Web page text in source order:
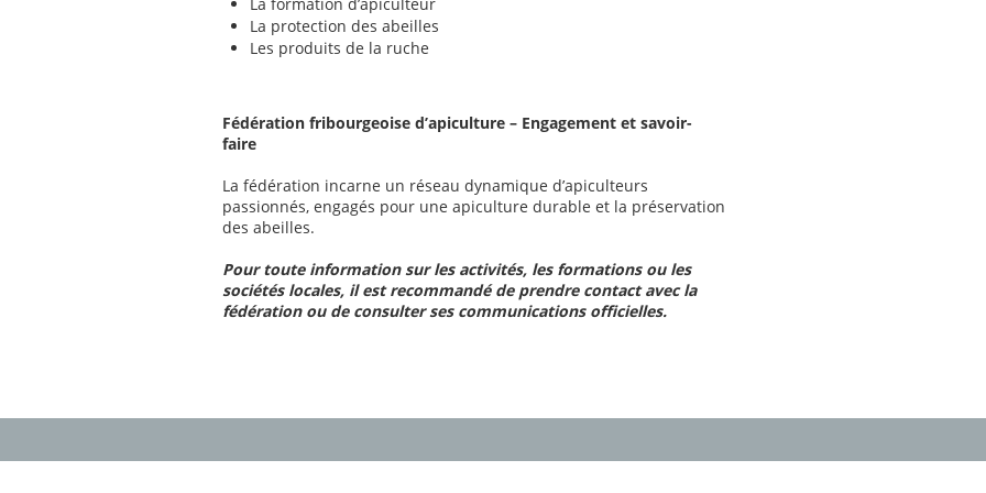
La protection des abeilles
Les produits de la ruche
Fédération fribourgeoise d’apiculture – Engagement et savoir-
faire
La fédération incarne un réseau dynamique d’apiculteurs
passionnés, engagés pour une apiculture durable et la préservation
des abeilles.
Pour toute information sur les activités, les formations ou les
sociétés locales, il est recommandé de prendre contact avec la
fédération ou de consulter ses communications officielles.